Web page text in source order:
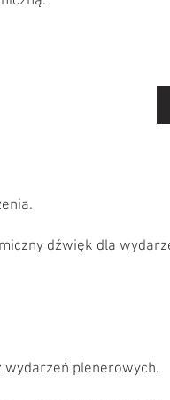
dźwięk dla
plenerowych.